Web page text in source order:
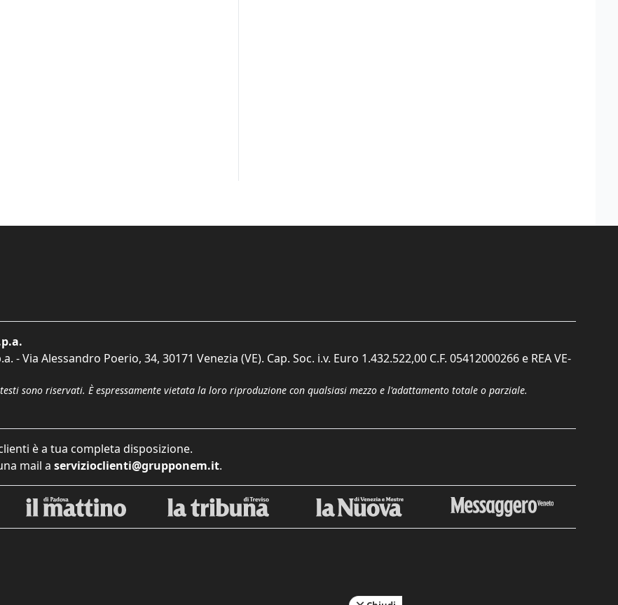
- Via Alessandro Poerio, 34, 30171 Venezia (VE). Cap. Soc. i.v. Euro 1.432.522,00 C.F. 05412000266 e REA VE-
sono riservati. È espressamente vietata la loro riproduzione con qualsiasi mezzo e l'adattamento totale o parziale.
è a tua completa disposizione.
mail a servizioclienti@grupponem.it.